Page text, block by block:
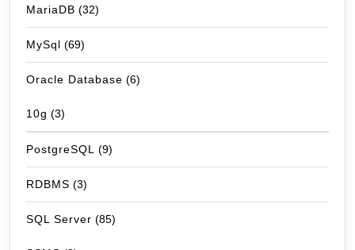
MariaDB (32)
MySql (69)
Oracle Database (6)
10g (3)
PostgreSQL (9)
RDBMS (3)
SQL Server (85)